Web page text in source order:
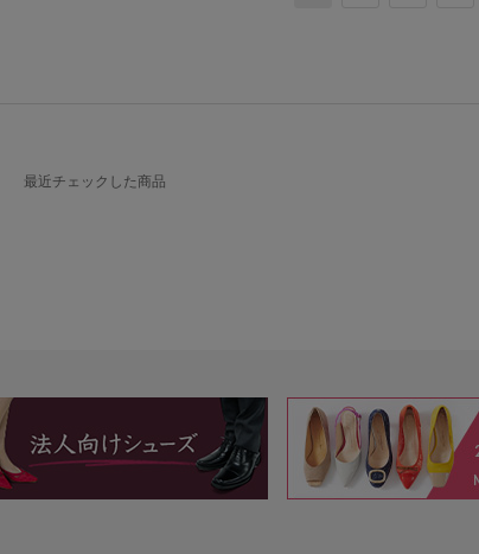
最近チェックした商品